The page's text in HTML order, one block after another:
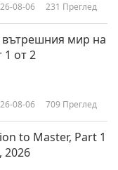
и сега, част 1 от
в нас, се
08-06 231 Преглед
вътрешния мир на
1 от 2
08-06 709 Преглед
to Master, Part 1
2026